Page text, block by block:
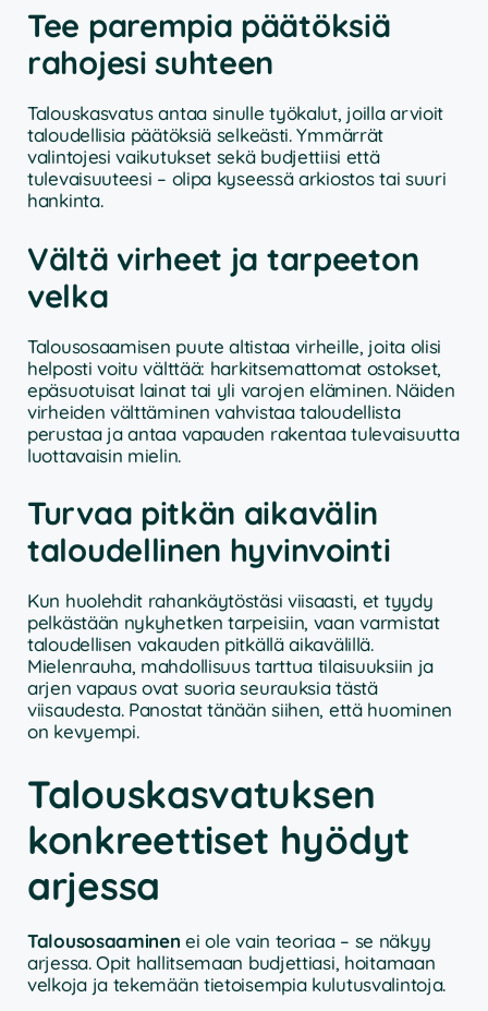
Tee parempia päätöksiä
rahojesi suhteen
Talouskasvatus antaa sinulle työkalut, joilla arvioit
taloudellisia päätöksiä selkeästi. Ymmärrät
valintojesi vaikutukset sekä budjettiisi että
tulevaisuuteesi – olipa kyseessä arkiostos tai suuri
hankinta.
Vältä virheet ja tarpeeton
velka
Talousosaamisen puute altistaa virheille, joita olisi
helposti voitu välttää: harkitsemattomat ostokset,
epäsuotuisat lainat tai yli varojen eläminen. Näiden
virheiden välttäminen vahvistaa taloudellista
perustaa ja antaa vapauden rakentaa tulevaisuutta
luottavaisin mielin.
Turvaa pitkän aikavälin
taloudellinen hyvinvointi
Kun huolehdit rahankäytöstäsi viisaasti, et tyydy
pelkästään nykyhetken tarpeisiin, vaan varmistat
taloudellisen vakauden pitkällä aikavälillä.
Mielenrauha, mahdollisuus tarttua tilaisuuksiin ja
arjen vapaus ovat suoria seurauksia tästä
viisaudesta. Panostat tänään siihen, että huominen
on kevyempi.
Talouskasvatuksen
konkreettiset hyödyt
arjessa
Talousosaaminenei ole vain teoriaa – se näkyy
arjessa. Opit hallitsemaan budjettiasi, hoitamaan
velkoja ja tekemään tietoisempia kulutusvalintoja.